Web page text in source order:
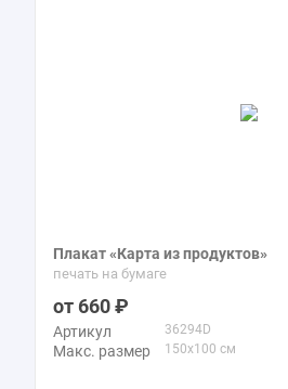
Плакат «Карта из продуктов»
печать на бумаге
660
Артикул 36294D
Макс. размер 150x100 см